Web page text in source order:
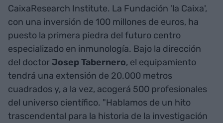
CaixaResearch Institute. La Fundación 'la Caixa',
con una inversión de 100 millones de euros, ha
puesto la primera piedra del futuro centro
especializado en inmunología. Bajo la dirección
del doctorJosep Tabernero, el equipamiento
tendrá una extensión de 20.000 metros
cuadrados y, a la vez, acogerá 500 profesionales
del universo científico. "Hablamos de un hito
trascendental para la historia de la investigación